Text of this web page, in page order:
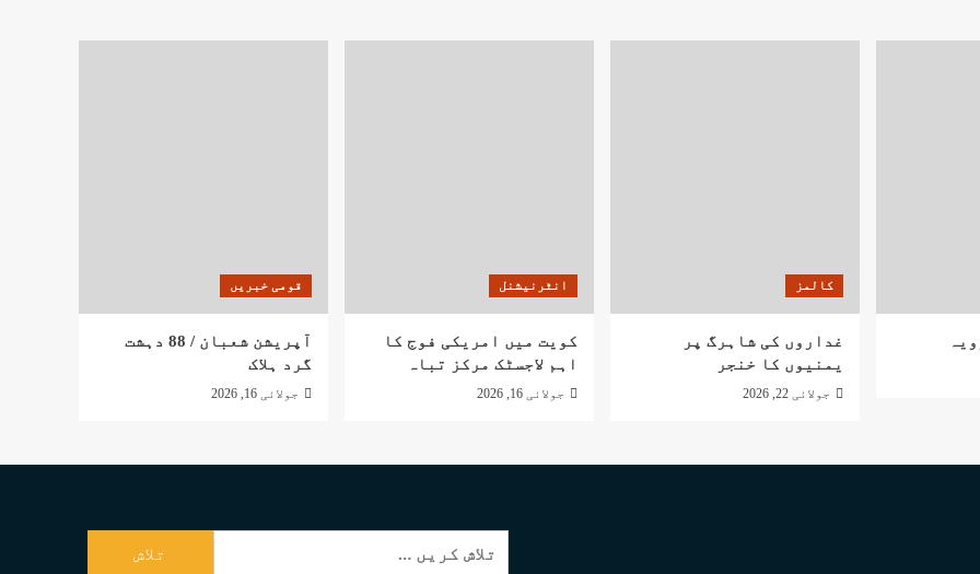
کالمز
غداروں کی شاہرگ پر
یمنیوں کا خنجر
جولائی 22, 2026
انٹرنیشنل
کویت میں امریکی فوج کا
اہم لاجسٹک مرکز تباہ
جولائی 16, 2026
قومی خبریں
آپریشن شعبان / 88 دہشت
گرد ہلاک
جولائی 16, 2026